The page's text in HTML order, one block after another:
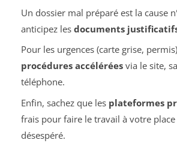
Un dossier mal préparé est la cause
anticipez les documents
Pour les urgences (carte grise,
procédures accéléréesvia le site,
téléphone.
Enfin, sachez que les plateformes
frais pour faire le travail à votre place
désespéré.